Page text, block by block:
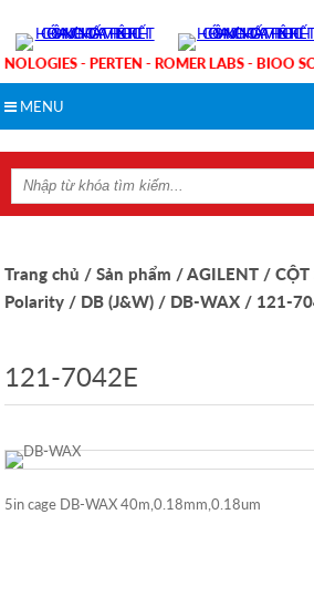
- PERTEN - ROMER LABS - BIOO
MENU
Trang chủ / Sản phẩm / AGILENT / CỘT
Polarity / DB (J&W) / DB-WAX / 121-
121-7042E
5in cage DB-WAX 40m,0.18mm,0.18um